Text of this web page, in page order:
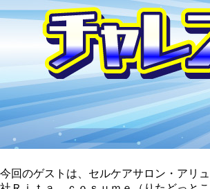
今回のゲストは、セルケアサロン・アリ